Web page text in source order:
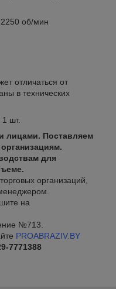
об/мин
отличаться от
в технических
1 шт.
лицами. Поставляем
для
организаций,
на
№713.
PROABRAZIV.BY
7771388